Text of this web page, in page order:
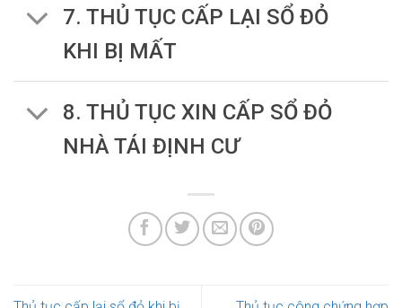
7. THỦ TỤC CẤP LẠI SỔ ĐỎ
KHI BỊ MẤT
8. THỦ TỤC XIN CẤP SỔ ĐỎ
NHÀ TÁI ĐỊNH CƯ